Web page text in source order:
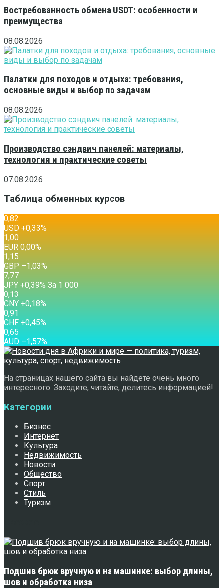
Востребованность обмена USDT: особенности и
преимущества
08.08.2026
Палатки для походов и отдыха: требования,
основные виды и выбор по задачам
08.08.2026
Производство сэндвич панелей: материалы,
технология и практические советы
07.08.2026
Таблица обменных курсов
0,82
USD +0,33%
1,00
EUR 0,00%
1,15
GBP –1,03%
7,77
JPY +0,39% За 1 000
0,13
CNY +0,18%
0,91
CHF +0,45%
0,65
AUD –1,57%
На страницах нашего сайта вы найдете очень много
интересного. Заходите, читайте, делитесь информацией!
Категории
Бизнес
Интернет
Культура
Недвижимость
Новости
Общество
Спорт
Стиль
Туризм
Подшив брюк вручную и на машинке: выбор длины,
шов и обработка низа